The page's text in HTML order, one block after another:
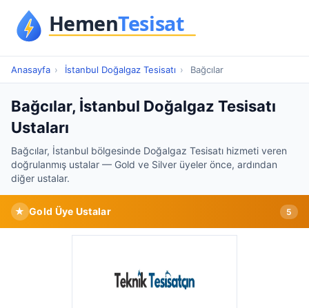
Anasayfa › İstanbul Doğalgaz Tesisatı › Bağcılar
Bağcılar, İstanbul Doğalgaz Tesisatı
Ustaları
Bağcılar, İstanbul bölgesinde Doğalgaz Tesisatı hizmeti veren
doğrulanmış ustalar — Gold ve Silver üyeler önce, ardından
diğer ustalar.
★ Gold Üye Ustalar 5